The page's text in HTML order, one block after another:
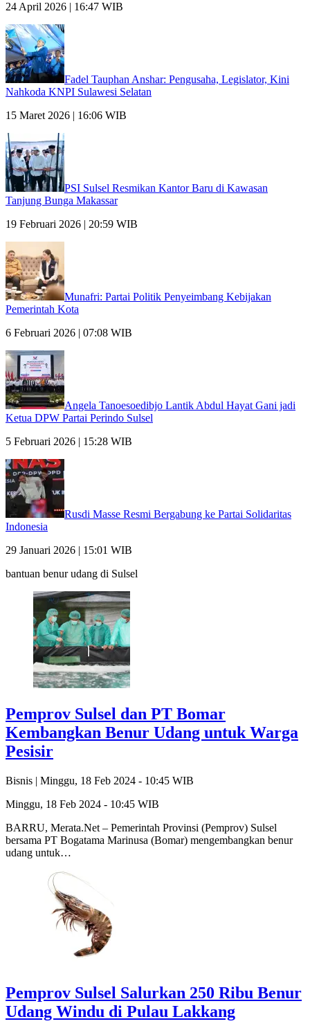
24 April 2026 | 16:47 WIB
Fadel Tauphan Anshar: Pengusaha, Legislator, Kini
Nahkoda KNPI Sulawesi Selatan
15 Maret 2026 | 16:06 WIB
PSI Sulsel Resmikan Kantor Baru di Kawasan
Tanjung Bunga Makassar
19 Februari 2026 | 20:59 WIB
Munafri: Partai Politik Penyeimbang Kebijakan
Pemerintah Kota
6 Februari 2026 | 07:08 WIB
Angela Tanoesoedibjo Lantik Abdul Hayat Gani jadi
Ketua DPW Partai Perindo Sulsel
5 Februari 2026 | 15:28 WIB
Rusdi Masse Resmi Bergabung ke Partai Solidaritas
Indonesia
29 Januari 2026 | 15:01 WIB
bantuan benur udang di Sulsel
Pemprov Sulsel dan PT Bomar
Kembangkan Benur Udang untuk Warga
Pesisir
Bisnis | Minggu, 18 Feb 2024 - 10:45 WIB
Minggu, 18 Feb 2024 - 10:45 WIB
BARRU, Merata.Net – Pemerintah Provinsi (Pemprov) Sulsel
bersama PT Bogatama Marinusa (Bomar) mengembangkan benur
udang untuk…
Pemprov Sulsel Salurkan 250 Ribu Benur
Udang Windu di Pulau Lakkang